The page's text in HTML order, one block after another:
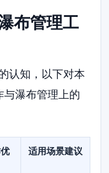
布管理工
认知，以下对本
与瀑布管理上的
适用场景建议